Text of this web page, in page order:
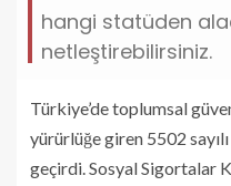
hangi statüden
netleştirebilirsiniz.
Türkiye’de toplumsal
yürürlüğe giren 5502
geçirdi. Sosyal Sigortalar